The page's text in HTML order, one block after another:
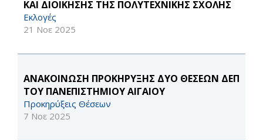
ΚΑΙ ΔΙΟΙΚΗΣΗΣ ΤΗΣ ΠΟΛΥΤΕΧΝΙΚΗΣ ΣΧΟΛΗΣ
Εκλογές
21 Νοε 2025
ΑΝΑΚΟΙΝΩΣΗ ΠΡΟΚΗΡΥΞΗΣ ΔΥΟ ΘΕΣΕΩΝ ΔΕΠ
ΤΟΥ ΠΑΝΕΠΙΣΤΗΜΙΟΥ ΑΙΓΑΙΟΥ
Προκηρύξεις Θέσεων
7 Νοε 2025